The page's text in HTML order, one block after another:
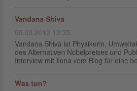
Vandana Shiva
05.03.2012 13:35
Vandana Shiva ist Phy­si­ke­rin,
des Alter­na­ti­ven Nobel­prei­ses und
Interview mit Ilona vom Blog für eine
Was tun?